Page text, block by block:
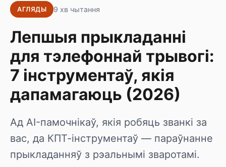
АГЛЯДЫ 9 хв чытання
Лепшыя прыкладанні
для тэлефоннай трывогі:
7 інструментаў, якія
дапамагаюць (2026)
Ад AI-памочнікаў, якія робяць званкі за
вас, да КПТ-інструментаў — параўнанне
прыкладанняў з рэальнымі зваротамі.